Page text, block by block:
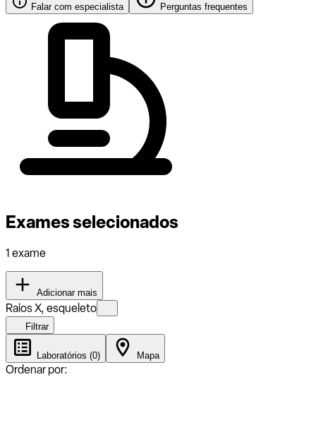
Falar com especialista Perguntas frequentes
Exames selecionados
1 exame
Adicionar mais
Raios X, esqueleto
Filtrar
Laboratórios (0) Mapa
Ordenar por: